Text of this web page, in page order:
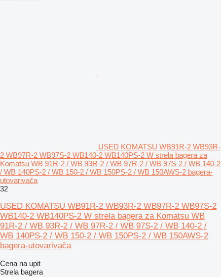
USED KOMATSU WB91R-2 WB93R-
2 WB97R-2 WB97S-2 WB140-2 WB140PS-2 W strela bagera za
Komatsu WB 91R-2 / WB 93R-2 / WB 97R-2 / WB 97S-2 / WB 140-2
/ WB 140PS-2 / WB 150-2 / WB 150PS-2 / WB 150AWS-2 bagerа-
utovarivačа
32
USED KOMATSU WB91R-2 WB93R-2 WB97R-2 WB97S-2
WB140-2 WB140PS-2 W strela bagera za Komatsu WB
91R-2 / WB 93R-2 / WB 97R-2 / WB 97S-2 / WB 140-2 /
WB 140PS-2 / WB 150-2 / WB 150PS-2 / WB 150AWS-2
bagera-utovarivača
Cena na upit
Strela bagera